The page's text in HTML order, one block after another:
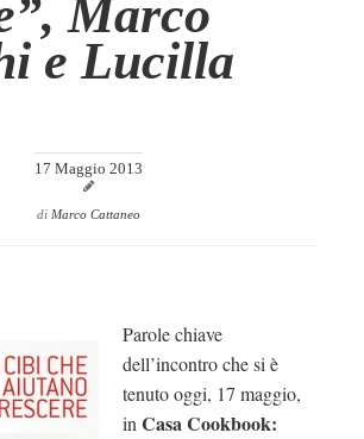
Marco
e Lucilla
17 Maggio 2013
di Marco Cattaneo
Parole chiave
dell’incontro che si è
tenuto oggi, 17 maggio,
in Casa Cookbook: